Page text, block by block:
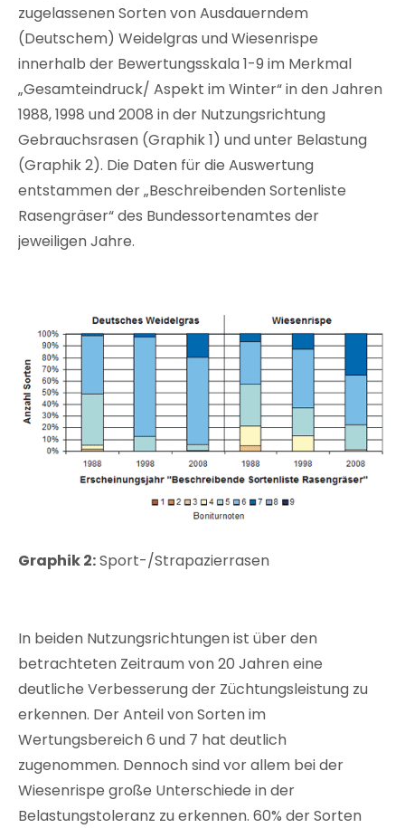
zugelassenen Sorten von Ausdauerndem
(Deutschem) Weidelgras und Wiesenrispe
innerhalb der Bewertungsskala 1-9 im Merkmal
„Gesamteindruck/ Aspekt im Winter“ in den Jahren
1988, 1998 und 2008 in der Nutzungsrichtung
Gebrauchsrasen (Graphik 1) und unter Belastung
(Graphik 2). Die Daten für die Auswertung
entstammen der „Beschreibenden Sortenliste
Rasengräser“ des Bundessortenamtes der
jeweiligen Jahre.
Graphik 2:Sport-/Strapazierrasen
In beiden Nutzungsrichtungen ist über den
betrachteten Zeitraum von 20 Jahren eine
deutliche Verbesserung der Züchtungsleistung zu
erkennen. Der Anteil von Sorten im
Wertungsbereich 6 und 7 hat deutlich
zugenommen. Dennoch sind vor allem bei der
Wiesenrispe große Unterschiede in der
Belastungstoleranz zu erkennen. 60% der Sorten